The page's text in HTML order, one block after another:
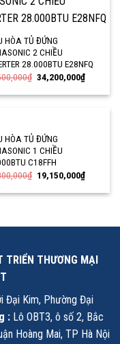
HÒA TỦ ĐỨNG
2 CHIỀU
28.000BTU E28NFQ
₫ 34,200,000₫
HÒA TỦ ĐỨNG
1 CHIỀU
C18FFH
₫ 19,150,000₫
TRIỂN THƯƠNG MẠI
Đại Kim, Phường Đại
: Lô OBT3, ô số 2, Bắc
Hoàng Mai, TP Hà Nội